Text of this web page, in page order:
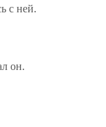
с ней.
он.